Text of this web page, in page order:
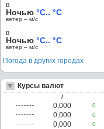
в
Ночью °C.. °C
ветер – м/c
в
Ночью °C.. °C
ветер – м/c
Погода в других городах
Курсы валют
/
0,000 0
0,000
0
0,000
0